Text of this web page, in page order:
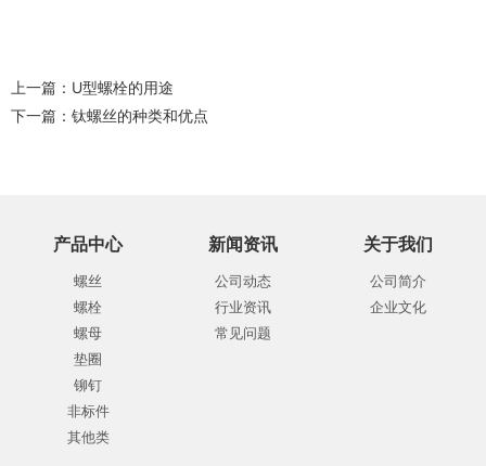
上一篇： U型螺栓的用途
下一篇： 钛螺丝的种类和优点
产品中心
螺丝
螺栓
螺母
垫圈
铆钉
非标件
其他类
新闻资讯
公司动态
行业资讯
常见问题
关于我们
公司简介
企业文化